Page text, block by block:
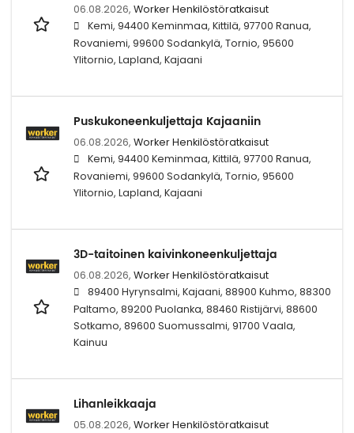
06.08.2026, Worker Henkilöstöratkaisut
Kemi, 94400 Keminmaa, Kittilä, 97700 Ranua,
Rovaniemi, 99600 Sodankylä, Tornio, 95600
Ylitornio, Lapland, Kajaani
Puskukoneenkuljettaja Kajaaniin
06.08.2026, Worker Henkilöstöratkaisut
Kemi, 94400 Keminmaa, Kittilä, 97700 Ranua,
Rovaniemi, 99600 Sodankylä, Tornio, 95600
Ylitornio, Lapland, Kajaani
3D-taitoinen kaivinkoneenkuljettaja
06.08.2026, Worker Henkilöstöratkaisut
89400 Hyrynsalmi, Kajaani, 88900 Kuhmo, 88300
Paltamo, 89200 Puolanka, 88460 Ristijärvi, 88600
Sotkamo, 89600 Suomussalmi, 91700 Vaala,
Kainuu
Lihanleikkaaja
05.08.2026, Worker Henkilöstöratkaisut